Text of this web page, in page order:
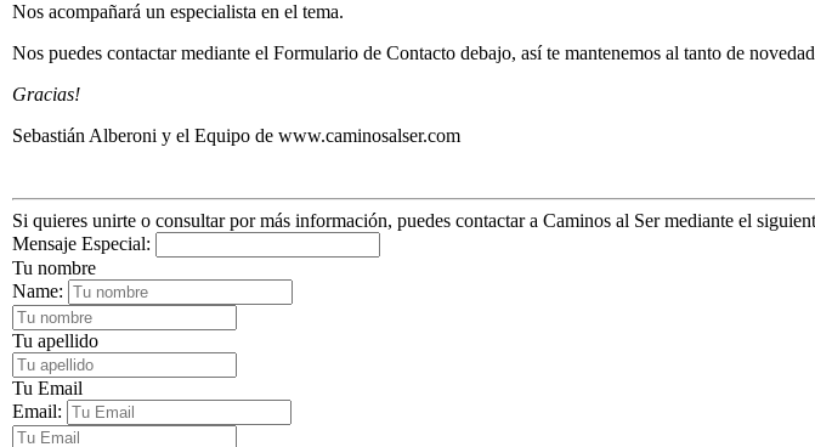
Nos acompañará un especialista en el tema.
Nos puedes contactar mediante el Formulario de Contacto debajo, así te mantenemos al tanto de
Gracias!
Sebastián Alberoni y el Equipo de www.caminosalser.com
Si quieres unirte o consultar por más información, puedes contactar a Caminos al Ser mediante el
Mensaje Especial:
Tu nombre
Name:
Tu apellido
Tu Email
Email: